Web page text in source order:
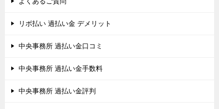
リボ払い 過払い金 デメリット
中央事務所 過払い金口コミ
中央事務所 過払い金手数料
中央事務所 過払い金評判